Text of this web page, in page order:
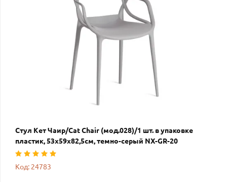
Стул Кет Чаир/Cat Chair (мод.028)/1 шт. в упаковке
пластик, 53х59х82,5см, темно-серый NX-GR-20
Код: 24783